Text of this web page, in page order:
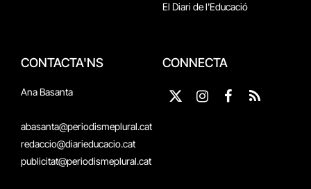
El Diari de l'Educació
CONTACTA'NS
Ana Basanta
abasanta@periodismeplural.cat
redaccio@diarieducacio.cat
publicitat@periodismeplural.cat
CONNECTA
X
Instagram
Facebook
RSS